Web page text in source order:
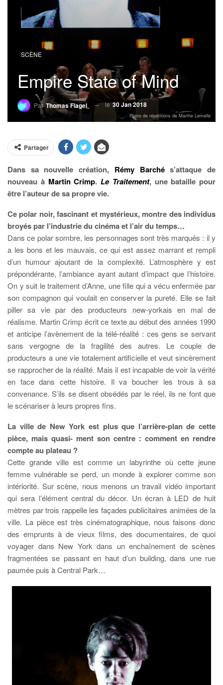
SCÈNE
Empire State of Mind
ParThomas Flagel le30 Jan 2018
Photo de répétitions de Marthe Lemelle
Partager
Dans sa nouvelle création, Rémy Barchés’attaque de
nouveau à Martin Crimp. Le Traitement, une bataille pour
être l’auteur de sa propre vie.
Ce polar noir, fascinant et mystérieux, montre des individus
broyés par l’industrie du cinéma et l’air du temps…
Dans ce polar sombre, les personnages sont très marqués : il y
a les bons et les mauvais, ce qui est assez marrant et rempli
d’un humour ajoutant de la complexité. L’atmosphère y est
prépondérante, l’ambiance ayant autant d’impact que l’histoire.
On y suit le traitement d’Anne, une fille qui a vécu enfermée par
son compagnon qui voulait en conserver la pureté. Elle se fait
piller sa vie par des producteurs new-yorkais en mal de
réalisme. Martin Crimp écrit ce texte au début des années 1990
et anticipe l’avènement de la télé-réalité : ces gens se servant
sans vergogne de la fragilité des autres. Le couple de
producteurs a une vie totalement artificielle et veut sincèrement
se rapprocher de la réalité. Mais il est incapable de voir la vérité
en face dans cette histoire. Il va boucher les trous à sa
convenance. S’ils se disent obsédés par le réel, ils ne font que
le scénariser à leurs propres fins.
La ville de New York est plus que l’arrière-plan de cette
pièce, mais quasi- ment son centre : comment en rendre
compte au plateau ?
Cette grande ville est comme un labyrinthe où cette jeune
femme vulnérable se perd, un monde à explorer comme son
intériorité. Sur scène, nous menons un travail vidéo important
qui sera l’élément central du décor. Un écran à LED de huit
mètres par trois rappelle les façades publicitaires animées de la
ville. La pièce est très cinématographique, nous faisons donc
des emprunts à de vieux films, des documentaires, de quoi
voyager dans New York dans un enchaînement de scènes
fragmentées se passant en haut d’un building, dans une rue
paumée puis à Central Park…